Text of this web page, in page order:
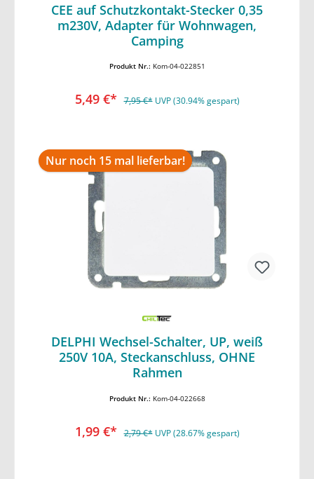
CEE auf Schutzkontakt-Stecker 0,35
m230V, Adapter für Wohnwagen,
Camping
Produkt Nr.: Kom-04-022851
5,49 €* 7,95 €* UVP (30.94% gespart)
In den Warenkorb
Nur noch 15 mal lieferbar!
DELPHI Wechsel-Schalter, UP, weiß
250V 10A, Steckanschluss, OHNE
Rahmen
Produkt Nr.: Kom-04-022668
1,99 €* 2,79 €* UVP (28.67% gespart)
In den Warenkorb